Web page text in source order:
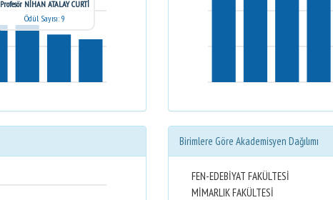
Profesör NİHAN ATALAY CURTİ
Ödül Sayısı: 9
Birimlere Göre Akademisyen Dağılımı
FEN-EDEBİYAT FAKÜLTESİ
MİMARLIK FAKÜLTESİ